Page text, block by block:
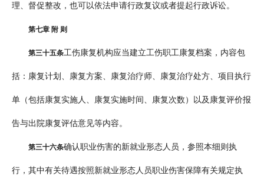
理、督促整改，也可以依法申请行政复议或者提起行政诉讼。
第七章 附 则
第三十五条工伤康复机构应当建立工伤职工康复档案，内容包
括：康复计划、康复方案、康复治疗师、康复治疗处方、项目执行
单（包括康复实施人、康复实施时间、康复次数）以及康复评价报
告与出院康复评估意见等内容。
第三十六条确认职业伤害的新就业形态人员，参照本细则执
行，其中有关待遇按照新就业形态人员职业伤害保障有关规定执